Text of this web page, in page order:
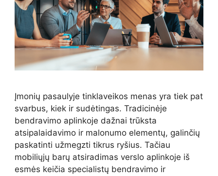
Įmonių pasaulyje tinklaveikos menas yra tiek pat
svarbus, kiek ir sudėtingas. Tradicinėje
bendravimo aplinkoje dažnai trūksta
atsipalaidavimo ir malonumo elementų, galinčių
paskatinti užmegzti tikrus ryšius. Tačiau
mobiliųjų barų atsiradimas verslo aplinkoje iš
esmės keičia specialistų bendravimo ir